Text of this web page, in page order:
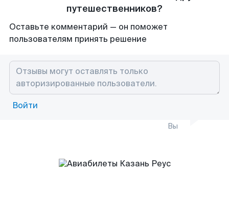
путешественников?
Оставьте комментарий — он поможет
пользователям принять решение
Войти
Вы